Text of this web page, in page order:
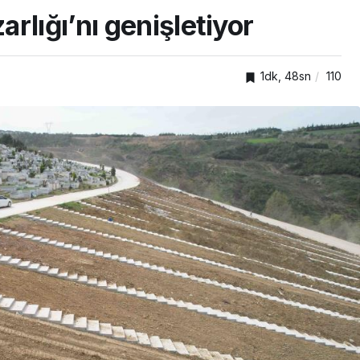
genişletiyor
1dk, 48sn 110
GENEL
Gebze Ticaret Odası
üyelerine yeni ihracat
kapıları aralıyor